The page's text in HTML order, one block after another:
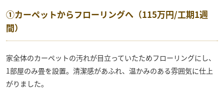
①カーペットからフローリングへ（115万円/工期1週
間）
家全体のカーペットの汚れが目立っていたためフローリングにし、
1部屋のみ畳を設置。清潔感があふれ、温かみのある雰囲気に仕上
がりました。